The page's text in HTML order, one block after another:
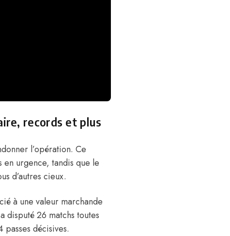
records et plus
l’opération. Ce
en urgence, tandis que le
d’autres cieux.
à une valeur marchande
a disputé 26 matchs toutes
décisives.